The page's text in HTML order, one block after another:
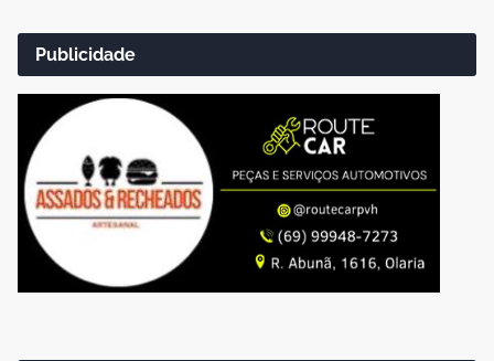
Publicidade